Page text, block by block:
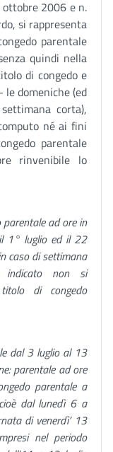
2006 e n.
si rappresenta
parentale
quindi nella
di congedo e
domeniche (ed
corta),
né ai fini
parentale
rinvenibile lo
parentale ad ore in
1° luglio ed il 22
caso di settimana
indicato non si
di congedo
dal 3 luglio al 13
parentale ad ore
parentale a
dal lunedì 6 a
di venerdì’ 13
nel periodo